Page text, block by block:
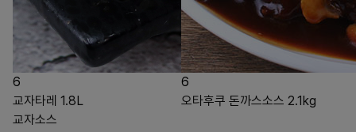
6
교자타레 1.8L
교자소스
6
오타후쿠 돈까스소스 2.1kg